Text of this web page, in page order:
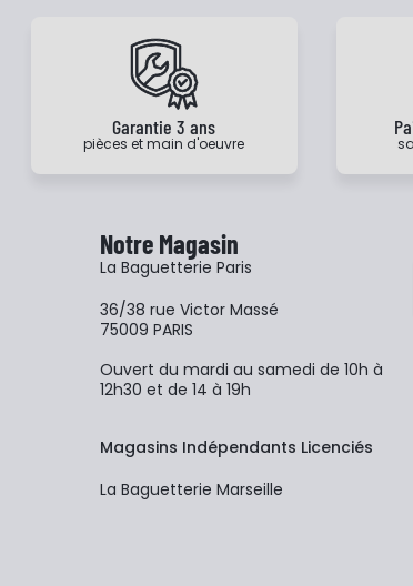
Garantie 3 ans
pièces et main d'oeuvre
Notre Magasin
La Baguetterie Paris
36/38 rue Victor Massé
75009 PARIS
Ouvert du mardi au samedi de 10h à
12h30 et de 14 à 19h
Magasins Indépendants Licenciés
La Baguetterie Marseille